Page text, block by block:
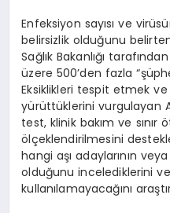
Enfeksiyon sayısı ve
belirsizlik olduğunu
Sağlık Bakanlığı
üzere 500’den fazla
Eksiklikleri tespit etmek
yürüttüklerini vurgulayan
test, klinik bakım ve sınır
ölçeklendirilmesini
hangi aşı adaylarının
olduğunu incelediklerini ve
kullanılamayacağını